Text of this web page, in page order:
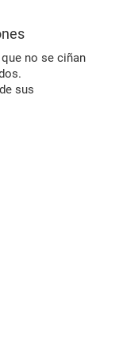
no se ciñan
sus